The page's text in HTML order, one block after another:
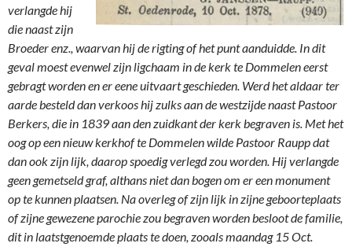
verlangde hij
die naast zijn
Broeder enz., waarvan hij de rigting of het punt aanduidde. In dit
geval moest evenwel zijn ligchaam in de kerk te Dommelen eerst
gebragt worden en er eene uitvaart geschieden. Werd het aldaar ter
aarde besteld dan verkoos hij zulks aan de westzijde naast Pastoor
Berkers, die in 1839 aan den zuidkant der kerk begraven is. Met het
oog op een nieuw kerkhof te Dommelen wilde Pastoor Raupp dat
dan ook zijn lijk, daarop spoedig verlegd zou worden. Hij verlangde
geen gemetseld graf, althans niet dan bogen om er een monument
op te kunnen plaatsen. Na overleg of zijn lijk in zijne geboorteplaats
of zijne gewezene parochie zou begraven worden besloot de familie,
dit in laatstgenoemde plaats te doen, zooals maandag 15 Oct.